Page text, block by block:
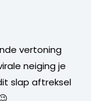
vertoning
neiging je
slap aftreksel